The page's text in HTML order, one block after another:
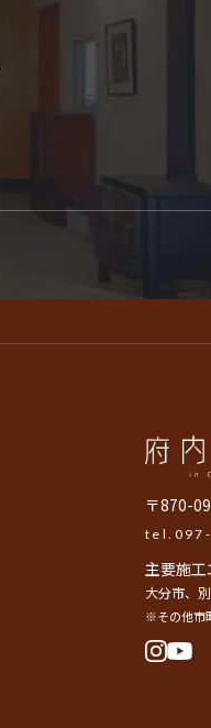
〒870-
tel.
主要施工
大分市、
※その他市